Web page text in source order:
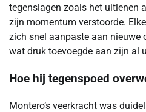
tegenslagen zoals het uitlenen
zijn momentum verstoorde.
zich snel aanpaste aan nieuwe
wat druk toevoegde aan zijn al
Hoe hij tegenspoed
Montero’s veerkracht was